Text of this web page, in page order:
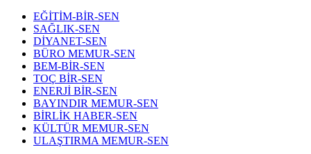
EĞİTİM-BİR-SEN
SAĞLIK-SEN
DİYANET-SEN
BÜRO MEMUR-SEN
BEM-BİR-SEN
TOÇ BİR-SEN
ENERJİ BİR-SEN
BAYINDIR MEMUR-SEN
BİRLİK HABER-SEN
KÜLTÜR MEMUR-SEN
ULAŞTIRMA MEMUR-SEN